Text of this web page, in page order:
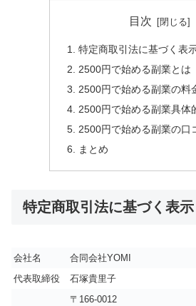
目次
特定商取引法に基づく表
2500円で始める副業とは
2500円で始める副業の料
2500円で始める副業具体
2500円で始める副業の口
まとめ
特定商取引法に基づく表示
会社名
合同会社YOMI
代表取締役
石塚貴里子
〒166-0012